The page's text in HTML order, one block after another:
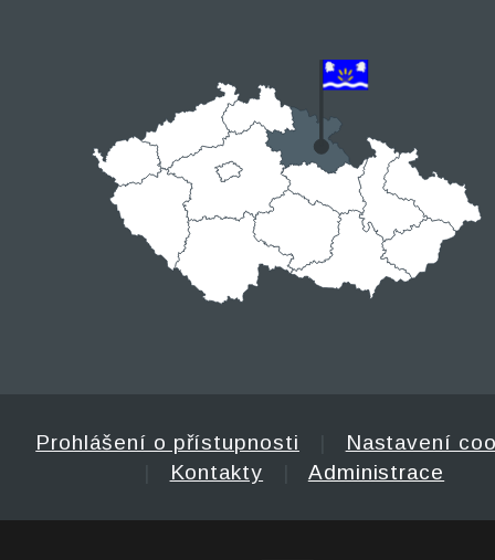
Prohlášení o přístupnosti
Nastavení
Kontakty Administrace